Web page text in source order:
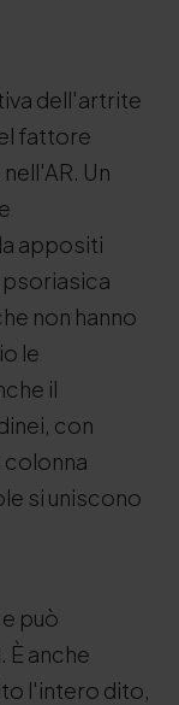
dell'artrite
fattore
Un
appositi
non hanno
le
il
con
colonna
si uniscono
può
È anche
l'intero dito,